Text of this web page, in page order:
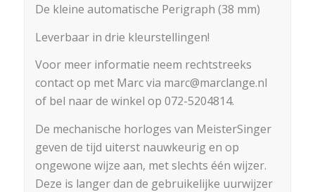
De kleine automatische Perigraph (38 mm)
Leverbaar in drie kleurstellingen!
Voor meer informatie neem rechtstreeks
contact op met Marc via marc@marclange.nl
of bel naar de winkel op 072-5204814.
De mechanische horloges van MeisterSinger
geven de tijd uiterst nauwkeurig en op
ongewone wijze aan, met slechts één wijzer.
Deze is langer dan de gebruikelijke uurwijzer